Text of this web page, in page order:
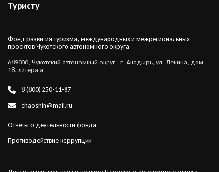
Туристу
Фонд развития туризма, международных и межрегиональных
проектов Чукотского автономного округа
689000, Чукотский автономный округ , г. Анадырь, ул. Ленина, дом
18, литера а
8 (800) 250-11-87
chaoshin@mail.ru
Отчеты о деятельности фонда
Противодействие коррупции